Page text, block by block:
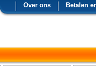
Betalen
Over ons